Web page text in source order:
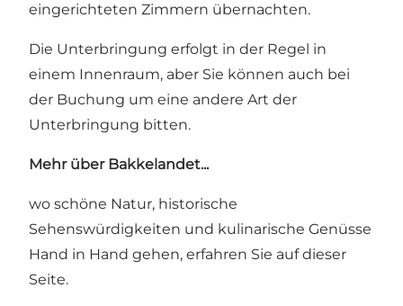
eingerichteten Zimmern übernachten.
Die Unterbringung erfolgt in der Regel in
einem Innenraum, aber Sie können auch bei
der Buchung um eine andere Art der
Unterbringung bitten.
Mehr über Bakkelandet...
wo schöne Natur, historische
Sehenswürdigkeiten und kulinarische Genüsse
Hand in Hand gehen, erfahren Sie auf dieser
Seite.